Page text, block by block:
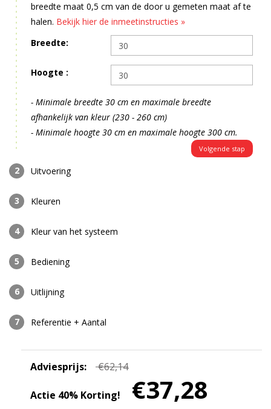
breedte maat 0,5 cm van de door u gemeten maat af te
halen. Bekijk hier de inmeetinstructies »
Breedte:
Hoogte :
- Minimale breedte 30 cm en maximale breedte
afhankelijk van kleur (230 - 260 cm)
- Minimale hoogte 30 cm en maximale hoogte 300 cm.
Volgende stap
Uitvoering
Kleuren
Kleur van het systeem
Bediening
Uitlijning
Referentie + Aantal
Adviesprijs: €62,14
Actie 40% Korting! €37,28